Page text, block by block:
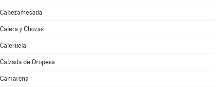
Cabezamesada
Calera y Chozas
Caleruela
Calzada de Oropesa
Camarena